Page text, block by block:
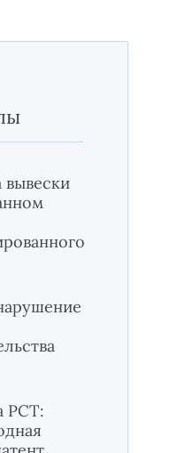
РСТ: